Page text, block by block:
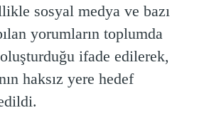
sosyal medya ve bazı
yorumların toplumda
ifade edilerek,
haksız yere hedef